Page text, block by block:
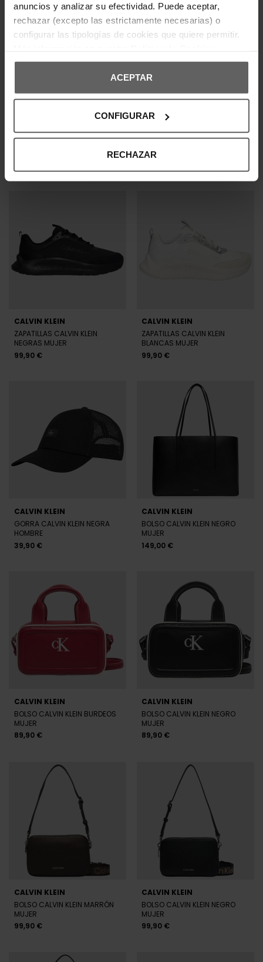
anuncios y analizar su efectividad. Puede aceptar,
rechazar (excepto las estrictamente necesarias) o
configurar las tipologías de cookies que quiere permitir.
ACEPTAR
CONFIGURAR
RECHAZAR
CALVIN KLEIN
BLANCAS Y GRISES HOMBRE
CALVIN KLEIN
MARRONES MUJER
CALVIN KLEIN
ZAPATILLAS CALVIN KLEIN
NEGRAS MUJER
99,90 €
CALVIN KLEIN
ZAPATILLAS CALVIN KLEIN
BLANCAS MUJER
99,90 €
CALVIN KLEIN
GORRA CALVIN KLEIN NEGRA
HOMBRE
39,90 €
CALVIN KLEIN
BOLSO CALVIN KLEIN NEGRO
MUJER
149,00 €
CALVIN KLEIN
BOLSO CALVIN KLEIN BURDEOS
MUJER
89,90 €
CALVIN KLEIN
BOLSO CALVIN KLEIN NEGRO
MUJER
89,90 €
CALVIN KLEIN
BOLSO CALVIN KLEIN MARRÓN
MUJER
99,90 €
CALVIN KLEIN
BOLSO CALVIN KLEIN NEGRO
MUJER
99,90 €